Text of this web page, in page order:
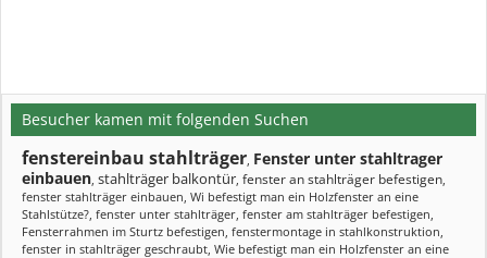
Besucher kamen mit folgenden Suchen
fenstereinbau stahlträger, Fenster unter stahltrager
einbauen, stahlträger balkontür, fenster an stahlträger befestigen,
fenster stahlträger einbauen, Wi befestigt man ein Holzfenster an eine
Stahlstütze?, fenster unter stahlträger, fenster am stahlträger befestigen,
Fensterrahmen im Sturtz befestigen, fenstermontage in stahlkonstruktion,
fenster in stahlträger geschraubt, Wie befestigt man ein Holzfenster an eine